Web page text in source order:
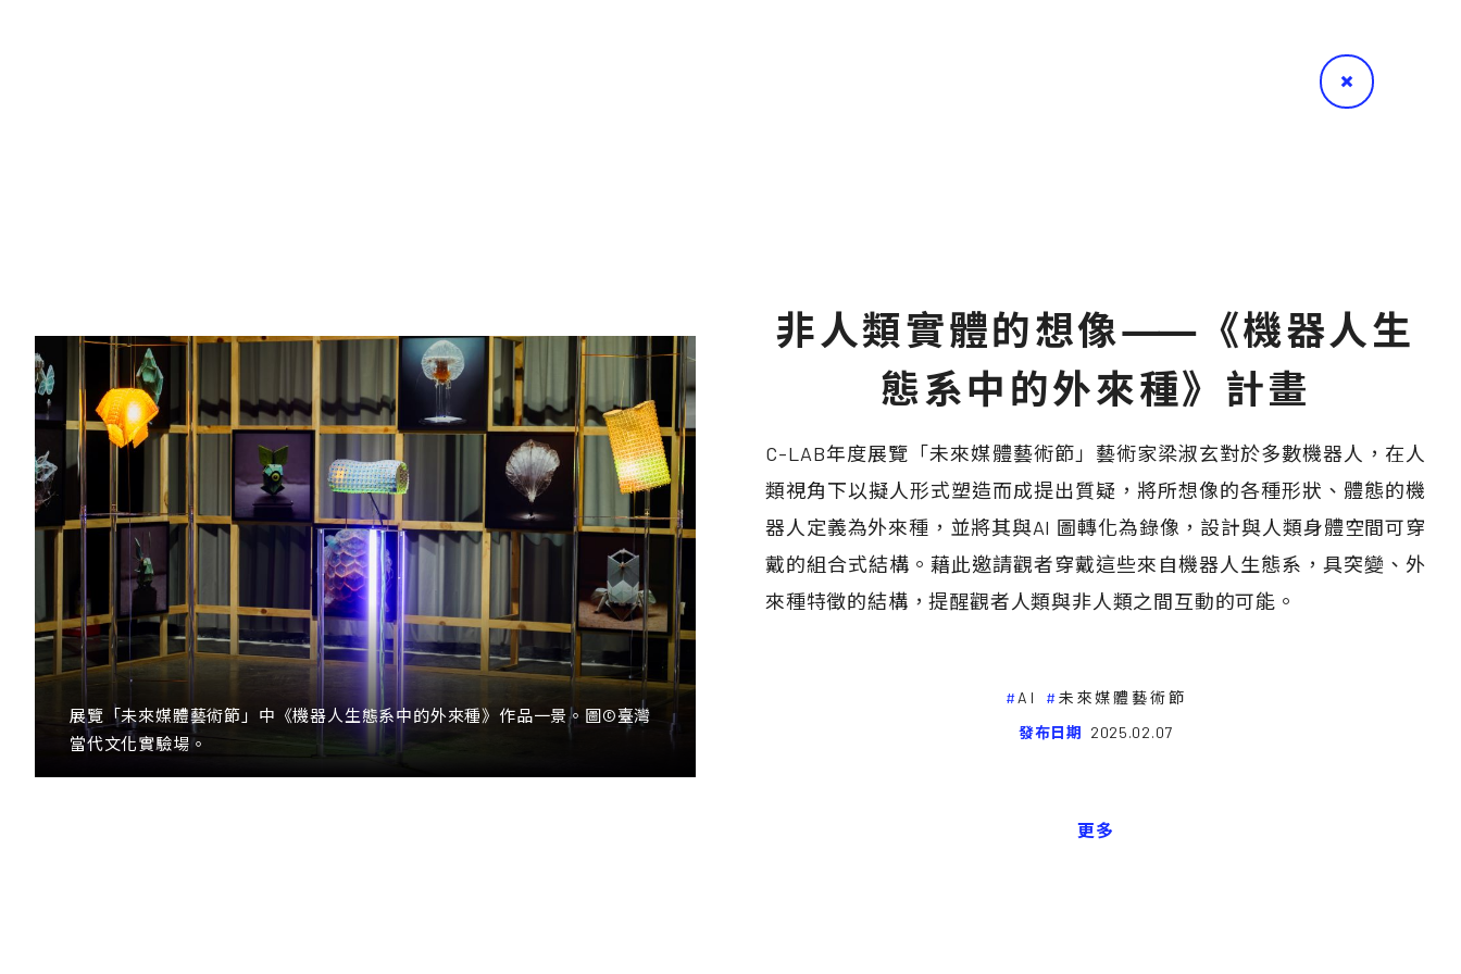
展覽「未來媒體藝術節」中《機器人生態系中的外來種》作品一景。圖©臺灣
當代文化實驗場。
非人類實體的想像⸺《機器人生
態系中的外來種》計畫
C-LAB年度展覽「未來媒體藝術節」藝術家梁淑玄對於多數機器人，在人
類視角下以擬人形式塑造而成提出質疑，將所想像的各種形狀、體態的機
器人定義為外來種，並將其與AI 圖轉化為錄像，設計與人類身體空間可穿
戴的組合式結構。藉此邀請觀者穿戴這些來自機器人生態系，具突變、外
來種特徵的結構，提醒觀者人類與非人類之間互動的可能。
AI
未來媒體藝術節
發布日期 2025.02.07
更多